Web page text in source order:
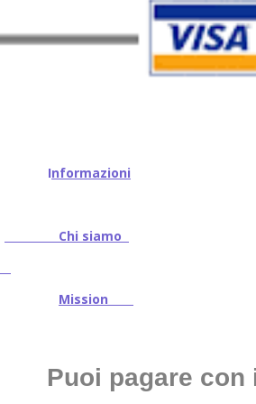
Informazioni
Chi siamo
Mission
Puoi pagare